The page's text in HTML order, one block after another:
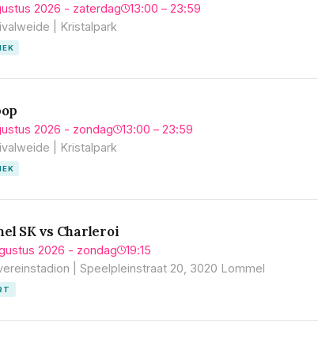
2026 - zaterdag
13:00 – 23:59
| Kristalpark
2026 - zondag
13:00 – 23:59
| Kristalpark
SK vs Charleroi
2026 - zondag
19:15
| Speelpleinstraat 20, 3020 Lommel